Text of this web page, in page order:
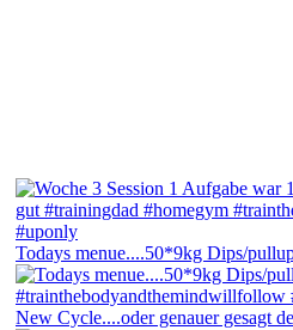
Todays menue....50*9kg Dips/
New Cycle....oder genauer gesagt